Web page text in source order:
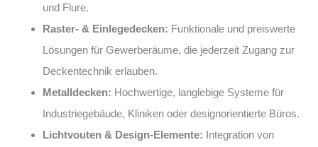
und Flure.
Raster- & Einlegedecken: Funktionale und preiswerte
Lösungen für Gewerberäume, die jederzeit Zugang zur
Deckentechnik erlauben.
Metalldecken: Hochwertige, langlebige Systeme für
Industriegebäude, Kliniken oder designorientierte Büros.
Lichtvouten & Design-Elemente: Integration von